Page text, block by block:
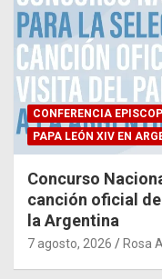
CONFERENCIA
PAPA LEÓN XIV EN
Concurso
canción oficial de
la Argentina
7 agosto, 2026 Rosa